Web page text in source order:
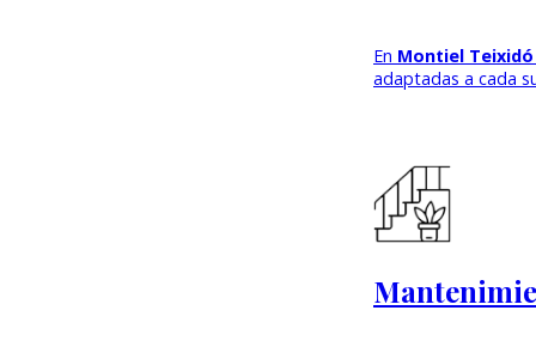
En Montiel Teixidó
adaptadas a cada